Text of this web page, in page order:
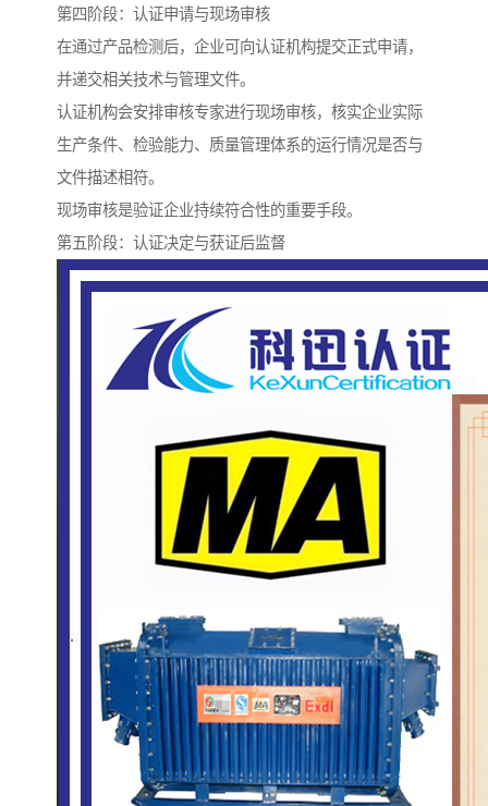
第四阶段：认证申请与现场审核
在通过产品检测后，企业可向认证机构提交正式申请，
并递交相关技术与管理文件。
认证机构会安排审核专家进行现场审核，核实企业实际
生产条件、检验能力、质量管理体系的运行情况是否与
文件描述相符。
现场审核是验证企业持续符合性的重要手段。
第五阶段：认证决定与获证后监督